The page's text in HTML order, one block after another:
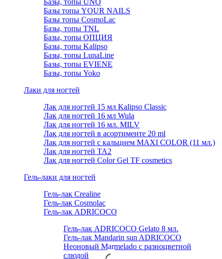
Базы, топы UNO
Базы топы YOUR NAILS
Базы топы CosmoLac
Базы, топы TNL
Базы, топы ОПЦИЯ
Базы, топы Kalipso
Базы, топы LunaLine
Базы, топы EVIENE
Базы, топы Yoko
Лаки для ногтей
Лак для ногтей 15 мл Kalipso Classic
Лак для ногтей 16 мл Wula
Лак для ногтей 16 мл. MILV
Лак для ногтей в асортименте 20 ml
Лак для ногтей с кальцием MAXI COLOR (11 мл.)
Лак для ногтей TA2
Лак для ногтей Color Gel TF cosmetics
Гель-лаки для ногтей
Гель-лак Crealine
Гель-лак Cosmolac
Гель-лак ADRICOCO
Гель-лак ADRICOCO Gelato 8 мл.
Гель-лак Mandarin sun ADRICOCO
Неоновый Marmelado с разноцветной
слюдой